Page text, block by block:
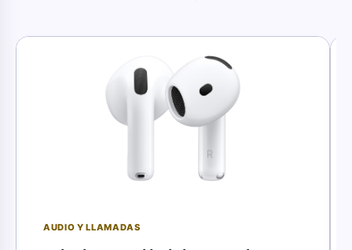
AUDIO Y LLAMADAS